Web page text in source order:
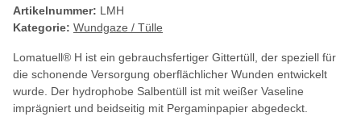
Artikelnummer: LMH
Kategorie: Wundgaze / Tülle
Lomatuell® H ist ein gebrauchsfertiger Gittertüll, der speziell für
die schonende Versorgung oberflächlicher Wunden entwickelt
wurde. Der hydrophobe Salbentüll ist mit weißer Vaseline
imprägniert und beidseitig mit Pergaminpapier abgedeckt.